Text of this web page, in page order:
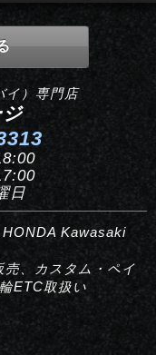
イ）専門店
日
Kawasaki
、カスタム・ペイ
ETC取扱い